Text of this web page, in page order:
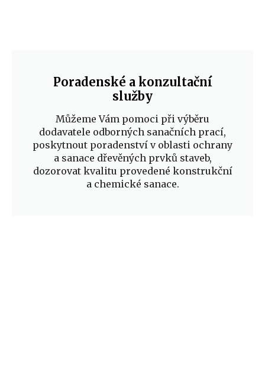
Poradenské a konzultační
služby
Můžeme Vám pomoci při výběru
dodavatele odborných sanačních prací,
poskytnout poradenství v oblasti ochrany
a sanace dřevěných prvků staveb,
dozorovat kvalitu provedené konstrukční
a chemické sanace.​